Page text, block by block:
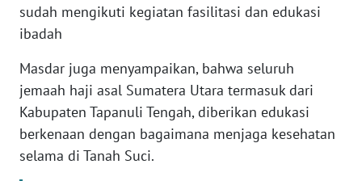
sudah mengikuti kegiatan fasilitasi dan edukasi
ibadah
Masdar juga menyampaikan, bahwa seluruh
jemaah haji asal Sumatera Utara termasuk dari
Kabupaten Tapanuli Tengah, diberikan edukasi
berkenaan dengan bagaimana menjaga kesehatan
selama di Tanah Suci.
WN
PAPUA
WN
RIAU
WN